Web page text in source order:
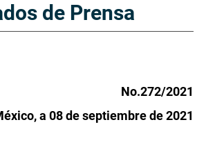
de Prensa
No.272/2021
a 08 de septiembre de 2021